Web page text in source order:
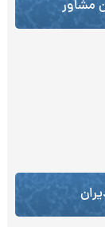
مشاور